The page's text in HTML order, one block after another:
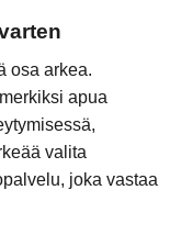
osa arkea.
apua
valita
joka vastaa